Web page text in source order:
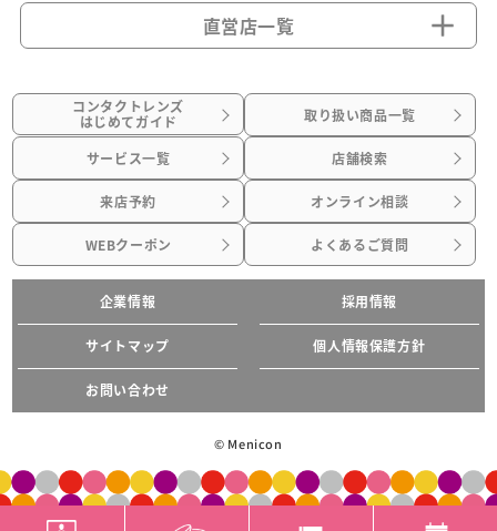
直営店一覧
コンタクトレンズ
はじめてガイド 取り扱い商品一覧
サービス一覧 店舗検索
来店予約 オンライン相談
WEBクーポン よくあるご質問
企業情報 採用情報
サイトマップ 個人情報保護方針
お問い合わせ
© Menicon